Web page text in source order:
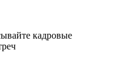
кадровые